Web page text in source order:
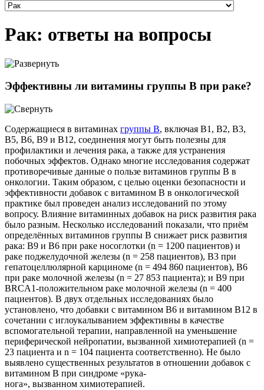
Рак: ответы на вопросы
Эффективны ли витамины группы В при раке?
Содержащиеся в витаминах группы B, включая B1, B2, B3,
B5, B6, B9 и B12, соединения могут быть полезны для
профилактики и лечения рака, а также для устранения
побочных эффектов. Однако многие исследования содержат
противоречивые данные о пользе витаминов группы B в
онкологии. Таким образом, с целью оценки безопасности и
эффективности добавок с витамином B в онкологической
практике был проведен анализ исследований по этому
вопросу. Влияние витаминных добавок на риск развития рака
было разным. Несколько исследований показали, что приём
определённых витаминов группы B снижает риск развития
рака: B9 и B6 при раке носоглотки (n = 1200 пациентов) и
раке поджелудочной железы (n = 258 пациентов), B3 при
гепатоцеллюлярной карциноме (n = 494 860 пациентов), B6
при раке молочной железы (n = 27 853 пациента); и B9 при
BRCA1-положительном раке молочной железы (n = 400
пациентов). В двух отдельных исследованиях было
установлено, что добавки с витамином B6 и витамином B12 в
сочетании с иглоукалыванием эффективны в качестве
вспомогательной терапии, направленной на уменьшение
периферической нейропатии, вызванной химиотерапией (n =
23 пациента и n = 104 пациента соответственно). Не было
выявлено существенных результатов в отношении добавок с
витамином B при синдроме «рука-
нога», вызванном химиотерапией.